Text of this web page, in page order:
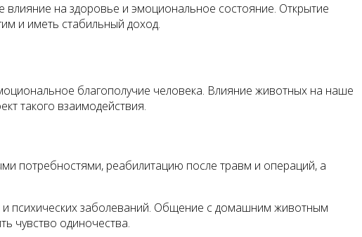
на здоровье и эмоциональное состояние. Открытие
и иметь стабильный доход.
благополучие человека. Влияние животных на наше
такого взаимодействия.
потребностями, реабилитацию после травм и операций, а
и психических заболеваний. Общение с домашним животным
чувство одиночества.